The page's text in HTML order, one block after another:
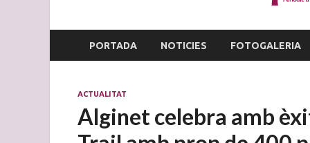
PORTADA NOTICIES FOTOGALERIA
ACTUALITAT
Alginet celebra amb